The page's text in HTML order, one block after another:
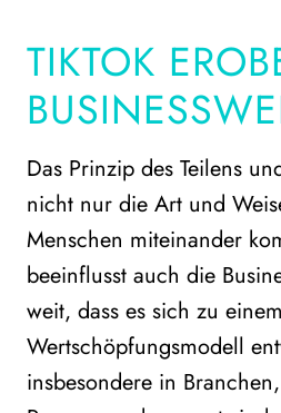
TIKTOK
Das Prinzip des Teilens
nicht nur die Art und
Menschen miteinander
beeinflusst auch die
weit, dass es sich zu
Wertschöpfungsmodell
insbesondere in